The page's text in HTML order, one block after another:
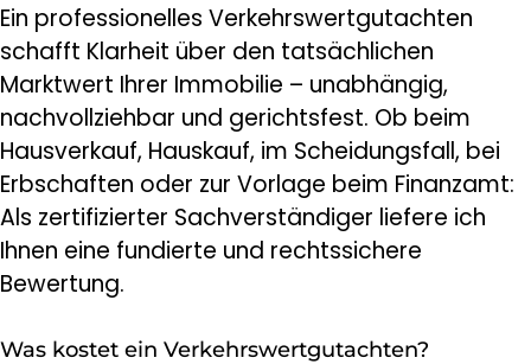
Ein professionelles Verkehrswertgutachten
schafft Klarheit über den tatsächlichen
Marktwert Ihrer Immobilie – unabhängig,
nachvollziehbar und gerichtsfest. Ob beim
Hausverkauf, Hauskauf, im Scheidungsfall, bei
Erbschaften oder zur Vorlage beim Finanzamt:
Als zertifizierter Sachverständiger liefere ich
Ihnen eine fundierte und rechtssichere
Bewertung.
Was kostet ein Verkehrswertgutachten?